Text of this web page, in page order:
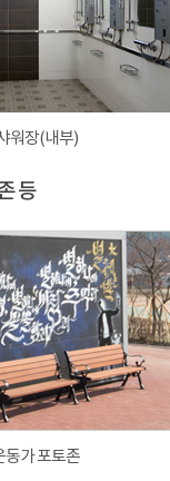
워장(내부)
등
동가 포토존